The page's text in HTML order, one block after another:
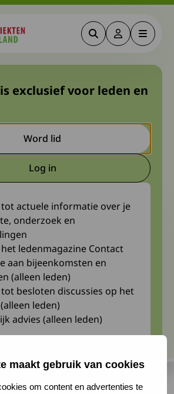
maakt gebruik van cookies
om content en advertenties te
ZoekenDeze link
Menu
in
FcRn-blokkers bij
exclusief voor leden en
Word lid
Log inDeze link gaat naar een
actuele informatie over je
onderzoek en
ledenmagazine Contact
aan bijeenkomsten en
(alleen leden)
besloten discussies op het
leden)
advies (alleen leden)